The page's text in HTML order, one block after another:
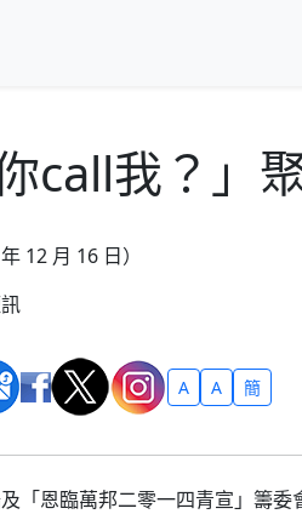
call我？」
12 月 16 日）
A A 簡
恩臨萬邦二零一四青宣」籌委